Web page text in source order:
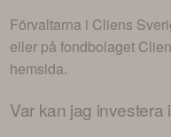
Förvaltarna i Cliens
eller på fondbolaget
hemsida.
Var kan jag investera i